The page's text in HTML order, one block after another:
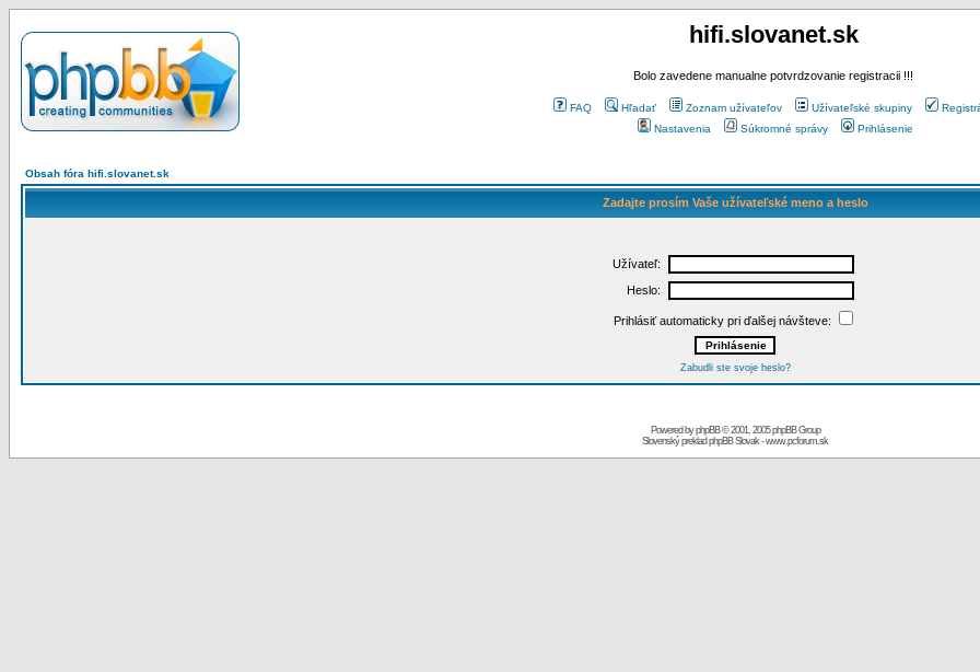
hifi.slovanet.sk
Bolo zavedene manualne potvrdzovanie registracii !!!
FAQ Hľadať Zoznam užívateľov Užívateľské skupiny
Nastavenia
Súkromné správy Prihlásenie
Obsah fóra hifi.slovanet.sk
Zadajte prosím Vaše užívateľské meno a heslo
Užívateľ:
Heslo:
Prihlásiť automaticky pri ďalšej návšteve:
Zabudli ste svoje heslo?
Powered byphpBB© 2001, 2005 phpBB Group
Slovenský preklad phpBB Slovak-www.pcforum.sk